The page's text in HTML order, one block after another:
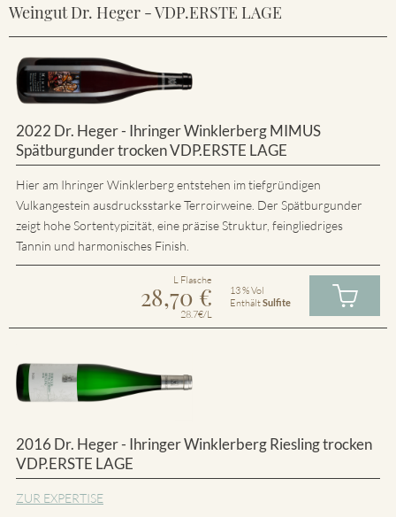
Weingut Dr. Heger - VDP.ERSTE LAGE
2022 Dr. Heger - Ihringer Winklerberg MIMUS
Spätburgunder trocken VDP.ERSTE LAGE
Hier am Ihringer Winklerberg entstehen im tiefgründigen
Vulkangestein ausdrucksstarke Terroirweine. Der Spätburgunder
zeigt hohe Sortentypizität, eine präzise Struktur, feingliedriges
Tannin und harmonisches Finish.
L Flasche
28,70 €
28.7€/L
13 % Vol
EnthältSulfite
2016 Dr. Heger - Ihringer Winklerberg Riesling trocken
VDP.ERSTE LAGE
ZUR EXPERTISE